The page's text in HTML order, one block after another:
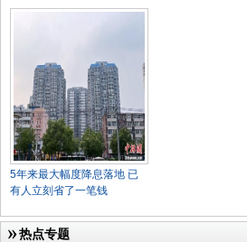
5年来最大幅度降息落地 已
有人立刻省了一笔钱
热点专题